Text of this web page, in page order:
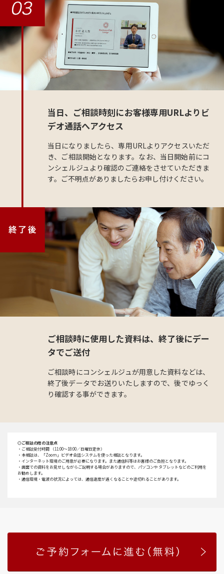
当日、ご相談時刻にお客様専用URLよりビ
デオ通話へアクセス
当日になりましたら、専用URLよりアクセスいただ
き、ご相談開始となります。なお、当日開始前にコ
ンシェルジュより確認のご連絡をさせていただきま
す。ご不明点がありましたらお申し付けください。
ご相談時に使用した資料は、終了後にデー
タでご送付
ご相談時にコンシェルジュが用意した資料などは、
終了後データでお送りいたしますので、後でゆっく
り確認する事ができます。
◎ご相談の際の注意点
・ご相談受付時間 （11:00～18:00／日曜日定休）
・本相談は、「Zoom」ビデオ会話システムを使った相談となります。
・インターネット環境のご用意が必要になります。また通信料等はお客様のご負担となります。
・画面での資料をお見せしながらご説明する場合がありますので、パソコンやタブレットなどのご利用を
お勧めします。
・通信環境・電波の状況によっては、通信速度が遅くなることや途切れることがあります。